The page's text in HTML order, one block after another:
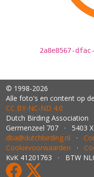
2a8e8567-
© 1998-2026
Alle foto's en content op
CC BY‑NC‑ND 4.0
Dutch Birding Association
Germenzeel 707 · 5403
dba@dutchbirding.nl ·
Cookievoorwaarden ·
KvK 41201763 · BTW